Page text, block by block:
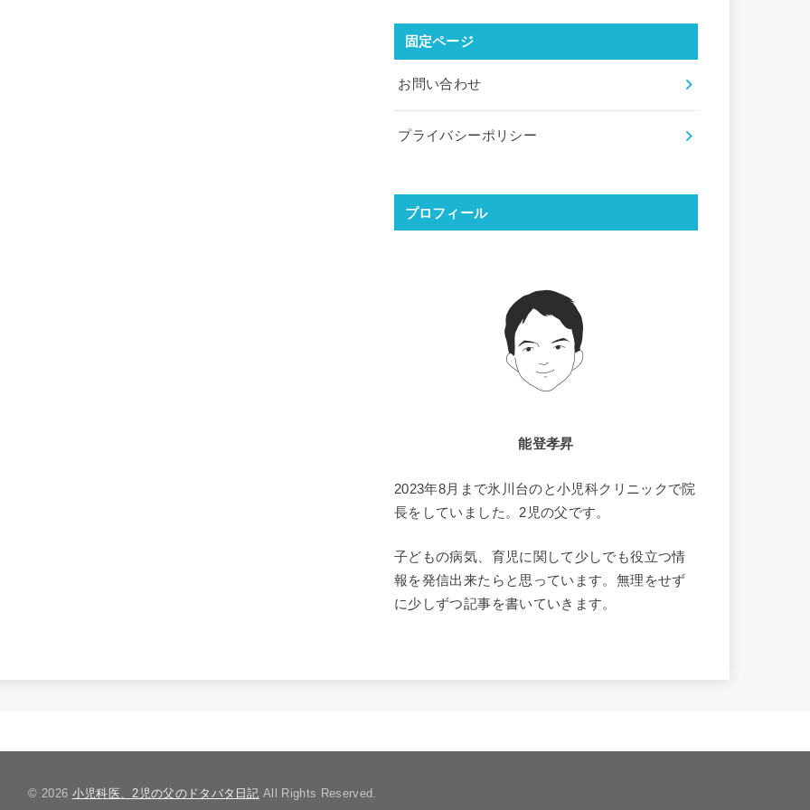
固定ページ
お問い合わせ
プライバシーポリシー
プロフィール
能登孝昇
2023年8月まで氷川台のと小児科クリニックで院
長をしていました。2児の父です。
子どもの病気、育児に関して少しでも役立つ情
報を発信出来たらと思っています。無理をせず
に少しずつ記事を書いていきます。
© 2026 小児科医、2児の父のドタバタ日記 All Rights Reserved.